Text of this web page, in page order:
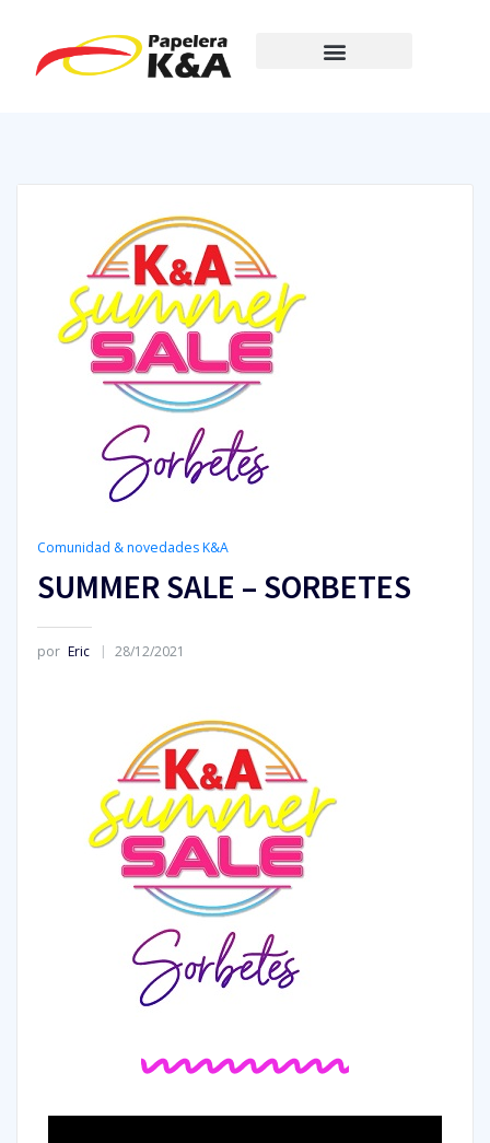
Comunidad & novedades K&A
SUMMER SALE – SORBETES
por Eric 28/12/2021